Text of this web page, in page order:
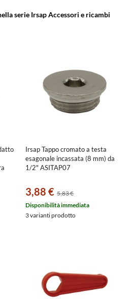
serie Irsap Accessori e ricambi
Irsap Tappo cromato a testa
esagonale incassata (8 mm) da
1/2" ASITAP07
3,88 € 5,83 €
Disponibilità immediata
3 varianti prodotto